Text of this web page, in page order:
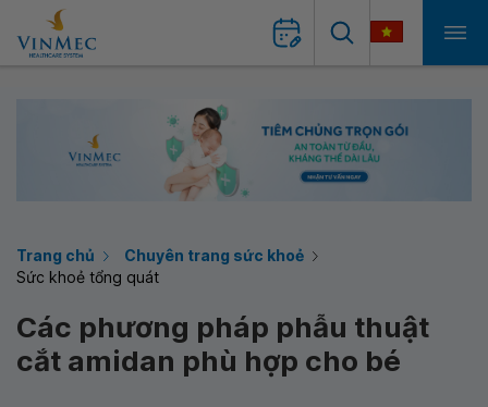
Trang chủ
Chuyên trang sức khoẻ
Sức khoẻ tổng quát
Các phương pháp phẫu thuật
cắt amidan phù hợp cho bé